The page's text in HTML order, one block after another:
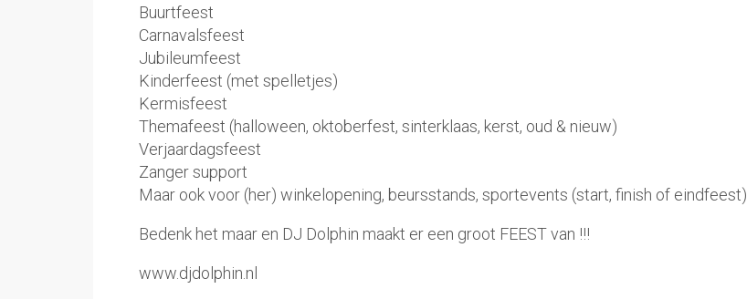
Buurtfeest
Carnavalsfeest
Jubileumfeest
Kinderfeest (met spelletjes)
Kermisfeest
Themafeest (halloween, oktoberfest, sinterklaas, kerst, oud & nieuw)
Verjaardagsfeest
Zanger support
Maar ook voor (her) winkelopening, beursstands, sportevents (start, finish of eindfeest)
Bedenk het maar en DJ Dolphin maakt er een groot FEESTvan !!!
www.djdolphin.nl